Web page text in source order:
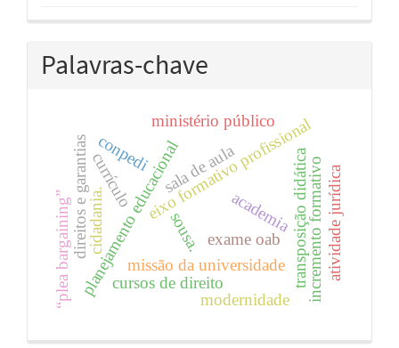
Palavras-chave
academia
eixo formativo profissional
planejamento educacional transposição didática
exame oab
missão da universidade
incremento formativo
sousa.
cursos de direito
currículo
cidadania.
ministério público
“plea bargaining”
sala de aula
direitos e garantias atividade jurídica
modernidade
conpedi